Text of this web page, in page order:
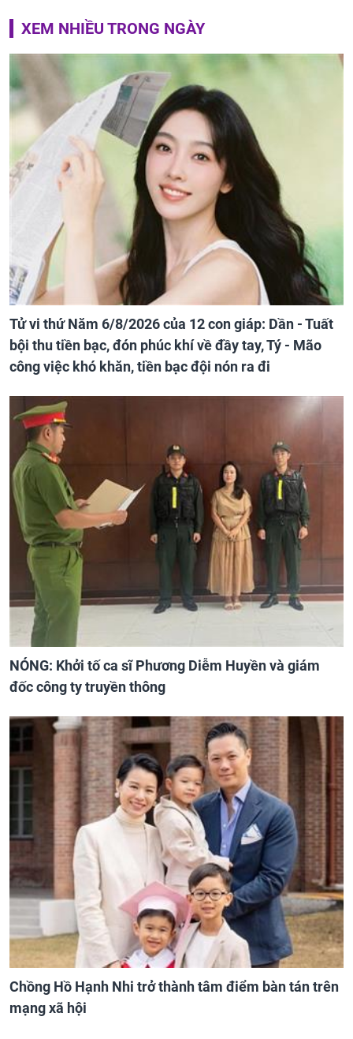
XEM NHIỀU TRONG NGÀY
Tử vi thứ Năm 6/8/2026 của 12 con giáp: Dần - Tuất
bội thu tiền bạc, đón phúc khí về đầy tay, Tý - Mão
công việc khó khăn, tiền bạc đội nón ra đi
NÓNG: Khởi tố ca sĩ Phương Diễm Huyền và giám
đốc công ty truyền thông
Chồng Hồ Hạnh Nhi trở thành tâm điểm bàn tán trên
mạng xã hội